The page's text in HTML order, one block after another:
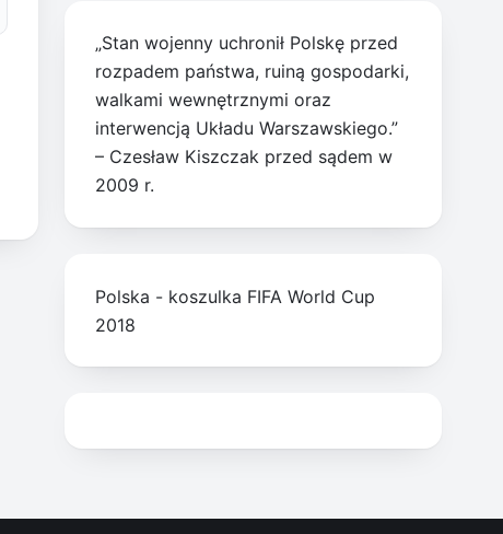
„Stan wojenny uchronił Polskę przed
rozpadem państwa, ruiną gospodarki,
walkami wewnętrznymi oraz
interwencją Układu Warszawskiego.”
– Czesław Kiszczak przed sądem w
2009 r.
Polska - koszulka FIFA World Cup
2018